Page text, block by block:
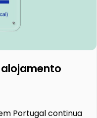
Portugal continua